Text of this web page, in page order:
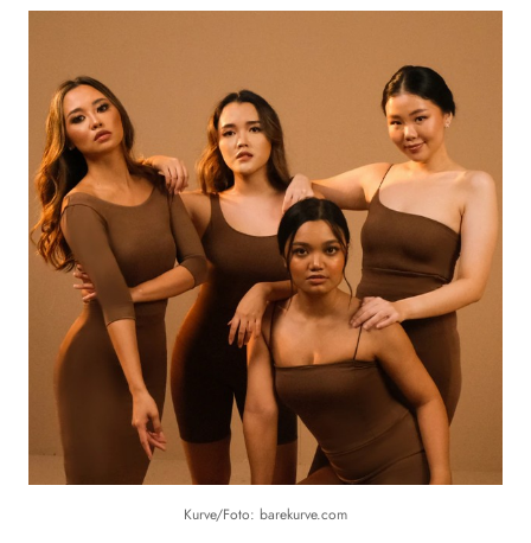
Kurve/Foto: barekurve.com